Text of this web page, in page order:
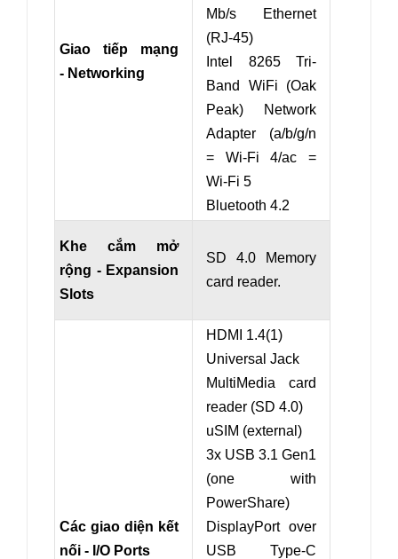
Giao tiếp mạng
- Networking
Mb/s Ethernet
(RJ-45)
Intel 8265 Tri-
Band WiFi (Oak
Peak) Network
Adapter (a/b/g/n
= Wi-Fi 4/ac =
Wi-Fi 5
Bluetooth 4.2
Khe cắm mở
rộng - Expansion
Slots
SD 4.0 Memory
card reader.
Các giao diện kết
nối - I/O Ports
HDMI 1.4(1)
Universal Jack
MultiMedia card
reader (SD 4.0)
uSIM (external)
3x USB 3.1 Gen1
(one with
PowerShare)
DisplayPort over
USB Type-C